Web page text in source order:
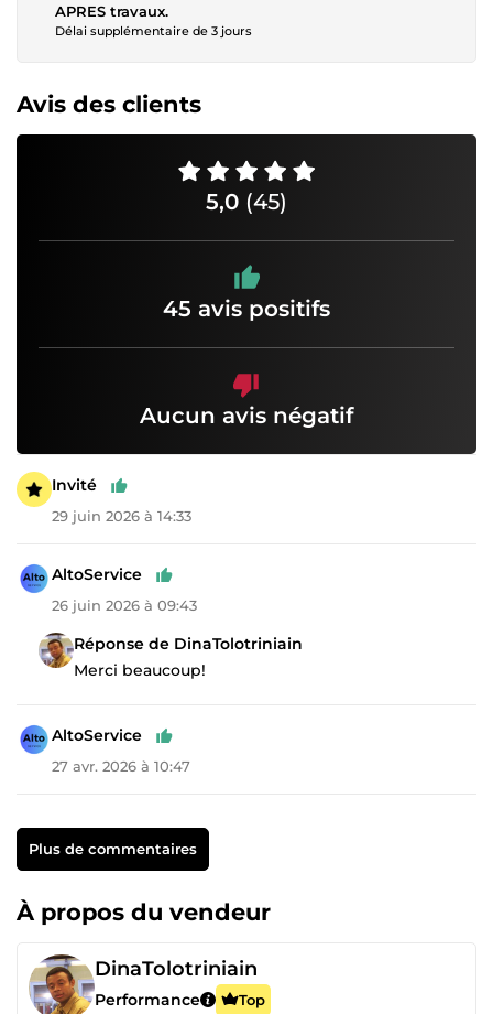
APRES travaux.
Délai supplémentaire de 3 jours
Avis des clients
5,0 (45)
45 avis positifs
Aucun avis négatif
Invité
29 juin 2026 à 14:33
AltoService
26 juin 2026 à 09:43
Réponse de DinaTolotriniain
Merci beaucoup!
AltoService
27 avr. 2026 à 10:47
Plus de commentaires
À propos du vendeur
DinaTolotriniain
Performance Top